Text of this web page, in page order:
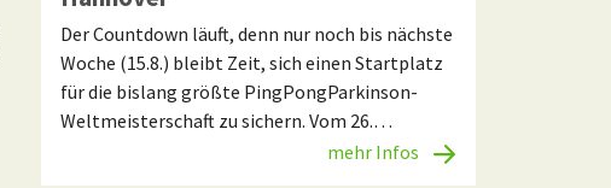
Der Countdown läuft, denn nur noch bis nächste
Woche (15.8.) bleibt Zeit, sich einen Startplatz
für die bislang größte PingPongParkinson-
Weltmeisterschaft zu sichern. Vom 26.…
mehr Infos